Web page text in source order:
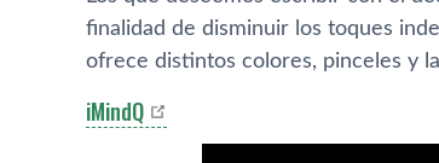
finalidad de disminuir los toques
ofrece distintos colores, pinceles y
iMindQ